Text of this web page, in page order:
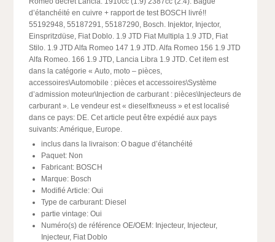
d’étanchéité en cuivre + rapport de test BOSCH livré!!
55192948, 55187291, 55187290, Bosch. Injektor, Injector,
Einspritzdüse, Fiat Doblo. 1.9 JTD Fiat Multipla 1.9 JTD, Fiat
Stilo. 1.9 JTD Alfa Romeo 147 1.9 JTD. Alfa Romeo 156 1.9 JTD
Alfa Romeo. 166 1.9 JTD, Lancia Libra 1.9 JTD. Cet item est
dans la catégorie « Auto, moto – pièces,
accessoires\Automobile : pièces et accessoires\Système
d’admission moteur\Injection de carburant : pièces\Injecteurs de
carburant ». Le vendeur est « dieselfixneuss » et est localisé
dans ce pays: DE. Cet article peut être expédié aux pays
suivants: Amérique, Europe.
inclus dans la livraison: O bague d’étanchéité
Paquet: Non
Fabricant: BOSCH
Marque: Bosch
Modifié Article: Oui
Type de carburant: Diesel
partie vintage: Oui
Numéro(s) de référence OE/OEM: Injecteur, Injecteur,
Injecteur, Fiat Doblo